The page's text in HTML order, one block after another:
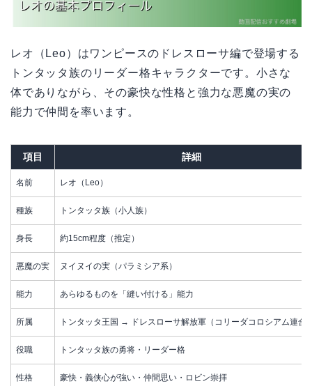
レオ（Leo）はワンピースのドレスローサ編で登場する
トンタッタ族のリーダー格キャラクターです。小さな
体でありながら、その豪快な性格と強力な悪魔の実の
能力で仲間を率います。
項目 詳細
名前 レオ（Leo）
種族 トンタッタ族（小人族）
身長 約15cm程度（推定）
悪魔の実 ヌイヌイの実（パラミシア系）
能力 あらゆるものを「縫い付ける」能力
所属 トンタッタ王国 → ドレスローサ解放軍（コリーダコロシアム連合
役職 トンタッタ族の勇将・リーダー格
性格 豪快・義侠心が強い・仲間思い・ロビン崇拝